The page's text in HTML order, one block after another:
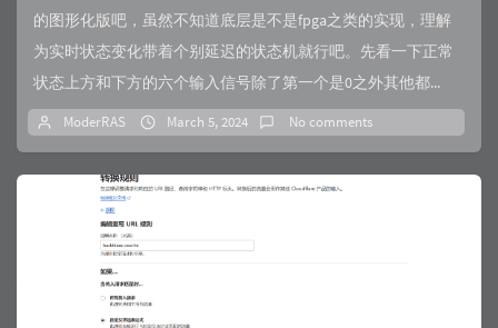
的图形化版吧，虽然不知道底层是不是fpga之类的实现，理解
为实时状态变化带着个别延迟的状态机就行吧。先看一下正常
状态上方和下方的六个输入信号除了第一个是0之外其他都...
ModerRAS March 5, 2024 No comments